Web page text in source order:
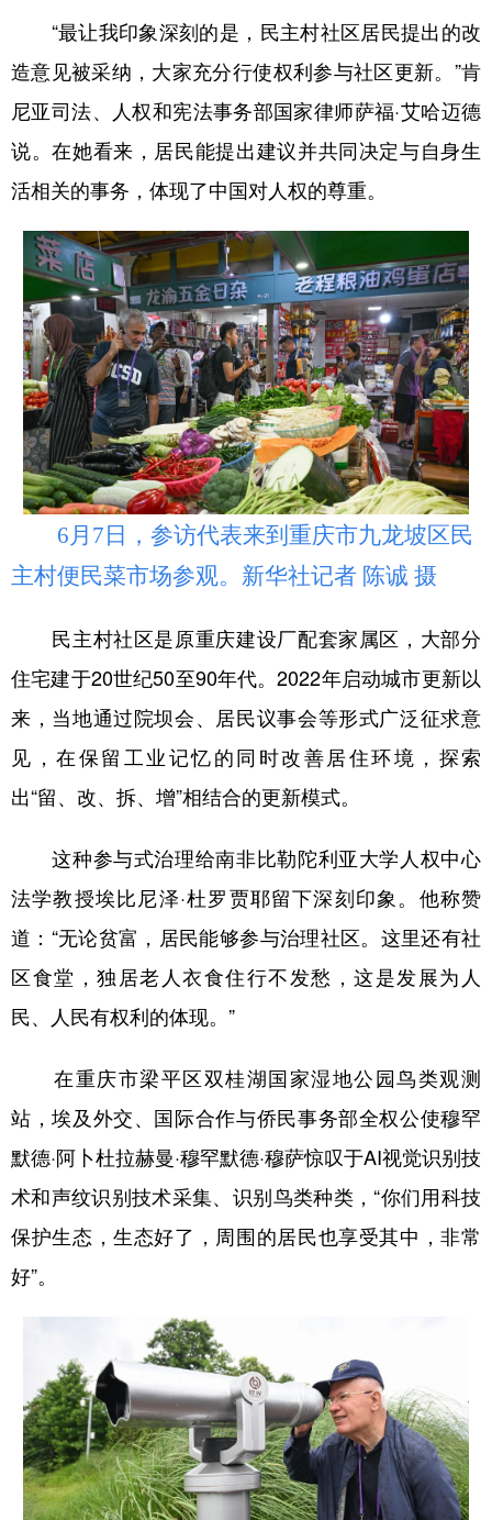
“最让我印象深刻的是，民主村社区居民提出的改
造意见被采纳，大家充分行使权利参与社区更新。”肯
尼亚司法、人权和宪法事务部国家律师萨福·艾哈迈德
说。在她看来，居民能提出建议并共同决定与自身生
活相关的事务，体现了中国对人权的尊重。
6月7日，参访代表来到重庆市九龙坡区民
主村便民菜市场参观。新华社记者 陈诚 摄
民主村社区是原重庆建设厂配套家属区，大部分
住宅建于20世纪50至90年代。2022年启动城市更新以
来，当地通过院坝会、居民议事会等形式广泛征求意
见，在保留工业记忆的同时改善居住环境，探索
出“留、改、拆、增”相结合的更新模式。
这种参与式治理给南非比勒陀利亚大学人权中心
法学教授埃比尼泽·杜罗贾耶留下深刻印象。他称赞
道：“无论贫富，居民能够参与治理社区。这里还有社
区食堂，独居老人衣食住行不发愁，这是发展为人
民、人民有权利的体现。”
在重庆市梁平区双桂湖国家湿地公园鸟类观测
站，埃及外交、国际合作与侨民事务部全权公使穆罕
默德·阿卜杜拉赫曼·穆罕默德·穆萨惊叹于AI视觉识别技
术和声纹识别技术采集、识别鸟类种类，“你们用科技
保护生态，生态好了，周围的居民也享受其中，非常
好”。